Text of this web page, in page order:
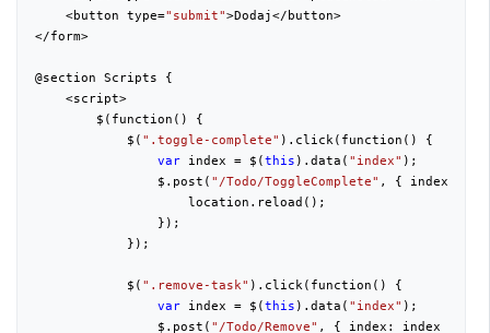
    <button type=
"submit">Dodaj</button>
</form>
@section Scripts {
    <script>
        $(function() {
            $(
".toggle-complete" ).click(function() {
var index = $(this ).data( "index" );
                $.post(
"/Todo/ToggleComplete" , { index:
                    location.reload();
                });
            });
            $(
".remove-task" ).click(function() {
var index = $(this ).data( "index" );
                $.post(
"/Todo/Remove" , { index: index },